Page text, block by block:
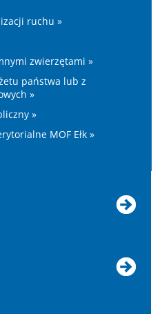
ruchu »
zwierzętami »
państwa lub z
»
»
MOF Ełk »